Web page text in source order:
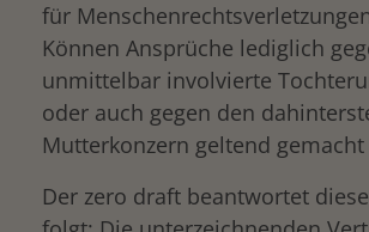
für
Können Ansprüche lediglich
unmittelbar involvierte
oder auch gegen den
Mutterkonzern geltend gemacht
Der zero draft beantwortet